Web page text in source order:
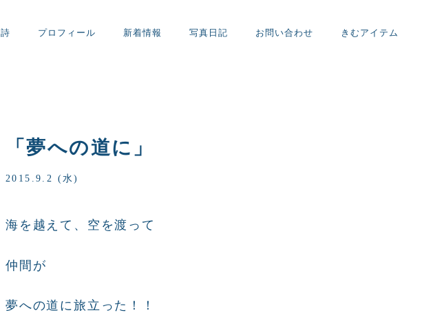
詩 プロフィール 新着情報 写真日記 お問い合わせ きむアイテム
「夢への道に」
2015.9.2 (水)
海を越えて、空を渡って
仲間が
夢への道に旅立った！！